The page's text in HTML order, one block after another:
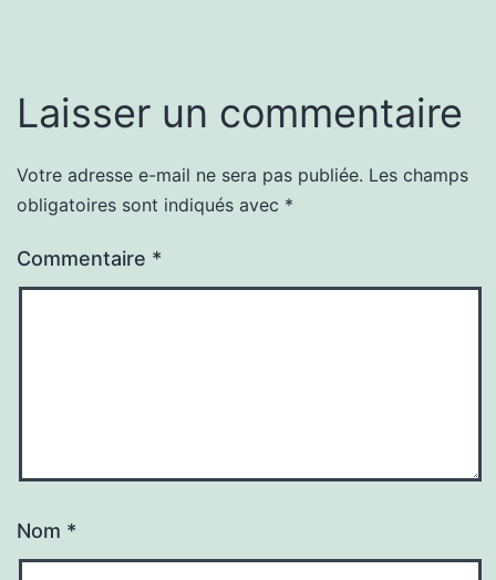
Laisser un commentaire
Votre adresse e-mail ne sera pas publiée. Les champs
obligatoires sont indiqués avec *
Commentaire *
Nom *